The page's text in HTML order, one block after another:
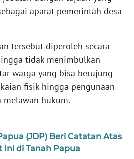
aparat pemerintah desa
tersebut diperoleh secara
tidak menimbulkan
warga yang bisa berujung
fisik hingga pengunaan
melawan hukum.
(JDP) Beri Catatan Atas
Ini di Tanah Papua